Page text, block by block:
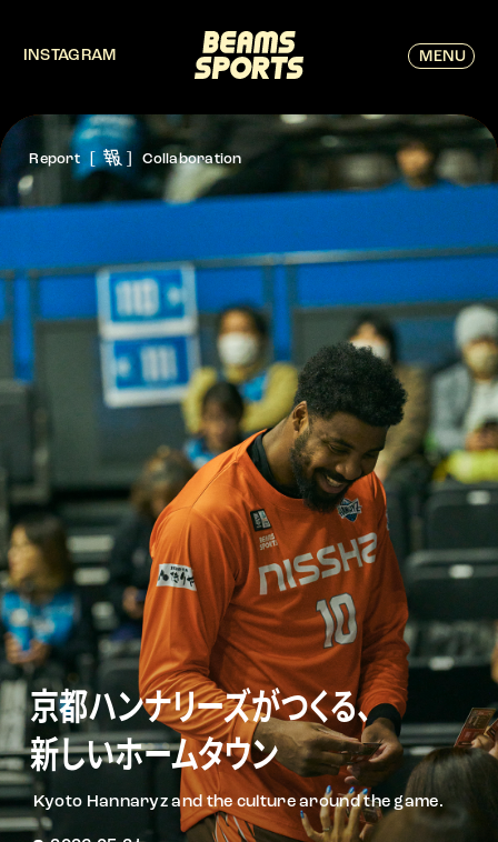
Report 報 Collaboration
京都ハンナリーズがつくる、
新しいホームタウン
Kyoto Hannaryz and the culture around the game.
INSTAGRAM MENU